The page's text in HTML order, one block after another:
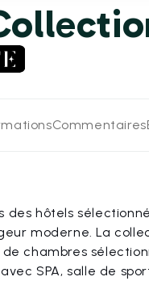
Commentaires
des hôtels
moderne. La
chambres
SPA, salle de